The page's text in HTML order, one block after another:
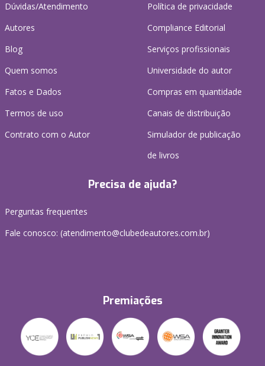
Dúvidas/Atendimento
Autores
Blog
Quem somos
Fatos e Dados
Termos de uso
Contrato com o Autor
Política de privacidade
Compliance Editorial
Serviços profissionais
Universidade do autor
Compras em quantidade
Canais de distribuição
Simulador de publicação
de livros
Precisa de ajuda?
Perguntas frequentes
Fale conosco: (atendimento@clubedeautores.com.br)
Premiações